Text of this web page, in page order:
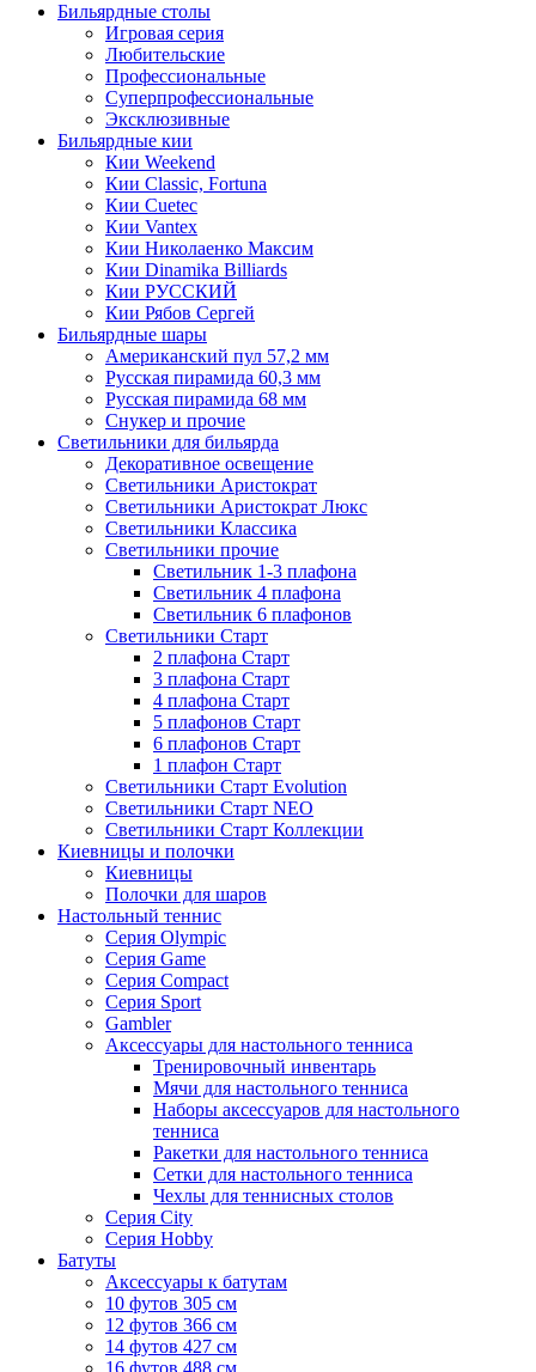
Бильярдные столы
Игровая серия
Любительские
Профессиональные
Суперпрофессиональные
Эксклюзивные
Бильярдные кии
Кии Weekend
Кии Classic, Fortuna
Кии Cuetec
Кии Vantex
Кии Николаенко Максим
Кии Dinamika Billiards
Кии РУССКИЙ
Кии Рябов Сергей
Бильярдные шары
Американский пул 57,2 мм
Русская пирамида 60,3 мм
Русская пирамида 68 мм
Снукер и прочие
Светильники для бильярда
Декоративное освещение
Светильники Аристократ
Светильники Аристократ Люкс
Светильники Классика
Светильники прочие
Светильник 1-3 плафона
Светильник 4 плафона
Светильник 6 плафонов
Светильники Старт
2 плафона Старт
3 плафона Старт
4 плафона Старт
5 плафонов Старт
6 плафонов Старт
1 плафон Старт
Светильники Старт Evolution
Светильники Старт NEO
Светильники Старт Коллекции
Киевницы и полочки
Киевницы
Полочки для шаров
Настольный теннис
Серия Olympic
Серия Game
Серия Compact
Серия Sport
Gambler
Аксессуары для настольного тенниса
Тренировочный инвентарь
Мячи для настольного тенниса
Наборы аксессуаров для настольного
тенниса
Ракетки для настольного тенниса
Сетки для настольного тенниса
Чехлы для теннисных столов
Серия City
Серия Hobby
Батуты
Аксессуары к батутам
10 футов 305 см
12 футов 366 см
14 футов 427 см